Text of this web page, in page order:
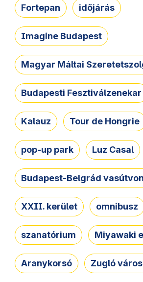
Fortepan időjárás
Imagine Budapest
Magyar Máltai
Budapesti Fesztiválzenekar
Kalauz Tour de Hongrie
pop-up park Luz Casal
Budapest-Belgrád
XXII. kerület omnibusz
szanatórium Miyawaki
Aranykorsó Zugló